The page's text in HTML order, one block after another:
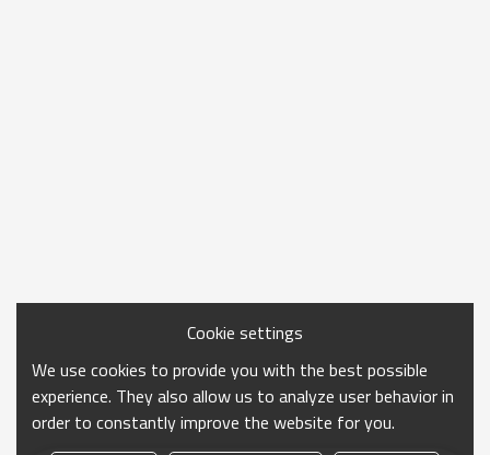
Cookie settings
We use cookies to provide you with the best possible
experience. They also allow us to analyze user behavior in
order to constantly improve the website for you.